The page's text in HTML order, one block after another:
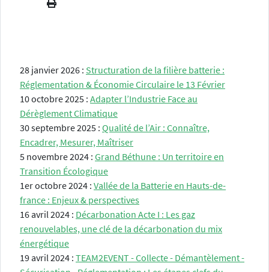
28 janvier 2026 : Structuration de la filière batterie :
Réglementation & Économie Circulaire le 13 Février
10 octobre 2025 : Adapter l’Industrie Face au
Dérèglement Climatique
30 septembre 2025 : Qualité de l’Air : Connaître,
Encadrer, Mesurer, Maîtriser
5 novembre 2024 : Grand Béthune : Un territoire en
Transition Écologique
1er octobre 2024 : Vallée de la Batterie en Hauts-de-
france : Enjeux & perspectives
16 avril 2024 : Décarbonation Acte I : Les gaz
renouvelables, une clé de la décarbonation du mix
énergétique
19 avril 2024 : TEAM2EVENT - Collecte - Démantèlement -